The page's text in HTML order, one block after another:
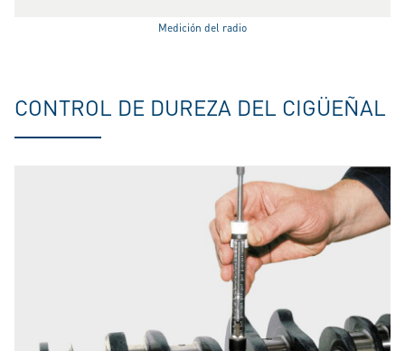
Medición del radio
CONTROL DE DUREZA DEL CIGÜEÑAL